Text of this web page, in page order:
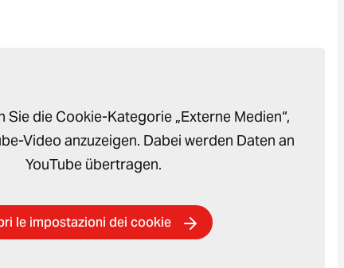
Sie die Cookie-Kategorie „Externe Medien“,
Video anzuzeigen. Dabei werden Daten an
YouTube übertragen.
le impostazioni dei cookie